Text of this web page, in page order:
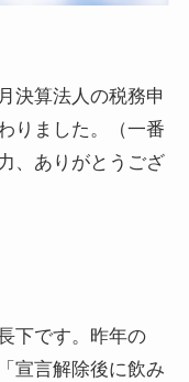
決算法人の税務申
りました。（一番
、ありがとうござ
下です。昨年の
宣言解除後に飲み